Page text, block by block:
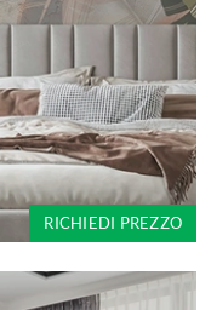
RICHIEDI PREZZO